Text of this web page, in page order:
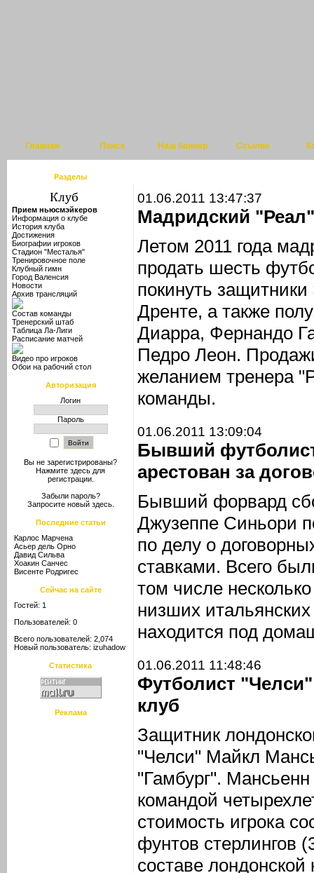
Главная Поиск Наш баннер Ссылки
Разделы
Прием ньюсмэйкеров
Информация о клубе
История клуба
Достижения
Биографии игроков
Стадион "Месталья"
Тренировочное поле
Клубный гимн
Город Валенсия
Новости
Архив трансляций
Состав команды
Тренерский штаб
Таблица Ла-Лиги
Расписание матчей
Видео про игроков
Обои на рабочий стол
Авторизация
Логин
Пароль
Вы не зарегистрированы?
Нажмите здесь для
регистрации.
Забыли пароль?
Запросите новый здесь.
Последние статьи
Карлос Марчена
Асьер дель Орно
Давид Сильва
Хоакин Санчес
Висенте Родригес
Сейчас на сайте
Гостей: 1
Пользователей: 0
Всего пользователей: 2,074
Новый пользователь: izuhadow
Статистика
Реклама
01.06.2011 13:47:37
Мадридский
Летом 2011 года
продать шесть
покинуть
Дренте, а также
Диарра, Фернандо
Педро Леон.
желанием тренера
команды.
01.06.2011 13:09:04
Бывший
арестован за
Бывший форвард
Джузеппе Синьори
по делу о
ставками. Всего
том числе
низших
находится под
01.06.2011 11:48:46
Футболист
клуб
Защитник
"Челси" Майкл
"Гамбург".
командой
стоимость игрока
фунтов стерлингов
составе